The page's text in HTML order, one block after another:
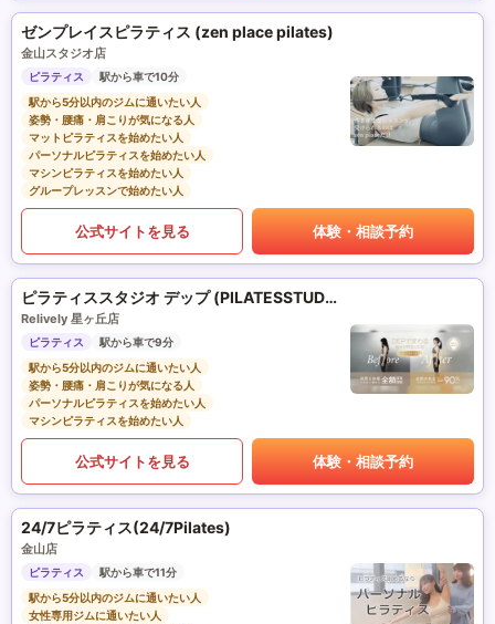
ゼンプレイスピラティス (zen place pilates)
金山スタジオ店
ピラティス
駅から車で10分
駅から5分以内のジムに通いたい人
姿勢・腰痛・肩こりが気になる人
マットピラティスを始めたい人
パーソナルピラティスを始めたい人
マシンピラティスを始めたい人
グループレッスンで始めたい人
公式サイトを見る 体験・相談予約
ピラティススタジオ デップ (PILATESSTUDIO DEP)
Relively 星ヶ丘店
ピラティス
駅から車で9分
駅から5分以内のジムに通いたい人
姿勢・腰痛・肩こりが気になる人
パーソナルピラティスを始めたい人
マシンピラティスを始めたい人
公式サイトを見る 体験・相談予約
24/7ピラティス(24/7Pilates)
金山店
ピラティス
駅から車で11分
駅から5分以内のジムに通いたい人
女性専用ジムに通いたい人